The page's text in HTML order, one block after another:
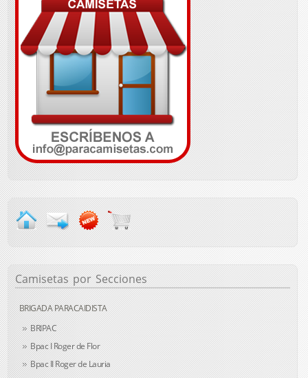
Camisetas por Secciones
BRIGADA PARACAIDISTA
BRIPAC
Bpac I Roger de Flor
Bpac II Roger de Lauria